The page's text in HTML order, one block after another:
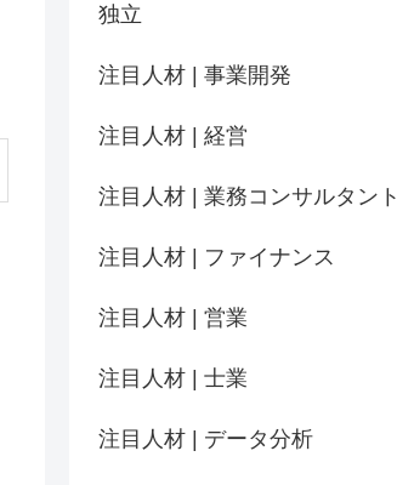
独立
注目人材 | 事業開発
注目人材 | 経営
注目人材 | 業務コンサルタント
注目人材 | ファイナンス
注目人材 | 営業
注目人材 | 士業
注目人材 | データ分析